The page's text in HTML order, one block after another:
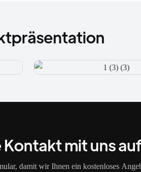
Kontakt mit uns auf
damit wir Ihnen ein kostenloses